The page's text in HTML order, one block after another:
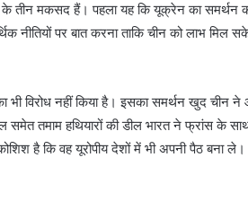
के तीन मकसद हैं। पहला यह कि यूक्रेन का समर्थन
नीतियों पर बात करना ताकि चीन को लाभ मिल
विरोध नहीं किया है। इसका समर्थन खुद चीन
समेत तमाम हथियारों की डील भारत ने फ्रांस के
है कि वह यूरोपीय देशों में भी अपनी पैठ बना ले।